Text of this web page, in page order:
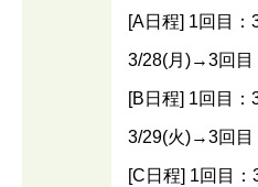
[A日程] 1回目
3/28(月)→3回目
[B日程] 1回目
3/29(火)→3回目
[C日程] 1回目